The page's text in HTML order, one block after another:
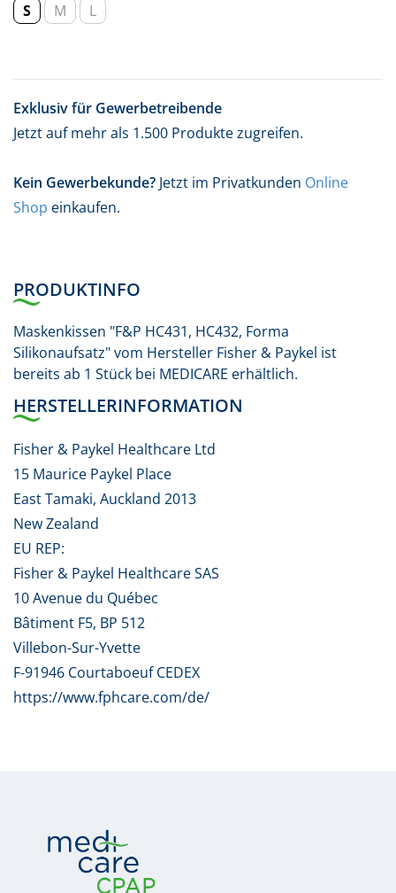
S M L
Exklusiv für Gewerbetreibende
Jetzt auf mehr als 1.500 Produkte zugreifen.
Kein Gewerbekunde? Jetzt im Privatkunden Online
Shop einkaufen.
PRODUKTINFO
Maskenkissen "F&P HC431, HC432, Forma
Silikonaufsatz" vom Hersteller Fisher & Paykel ist
bereits ab 1 Stück bei MEDICARE erhältlich.
HERSTELLERINFORMATION
Fisher & Paykel Healthcare Ltd
15 Maurice Paykel Place
East Tamaki, Auckland 2013
New Zealand
EU REP:
Fisher & Paykel Healthcare SAS
10 Avenue du Québec
Bâtiment F5, BP 512
Villebon-Sur-Yvette
F-91946 Courtaboeuf CEDEX
https://www.fphcare.com/de/